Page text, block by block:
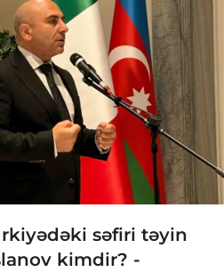
səfiri təyin
kimdir? -